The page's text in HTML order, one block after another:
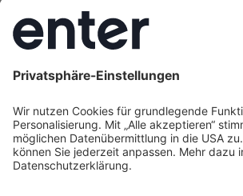
Datenschutz
Barrierefreiheit
Social
Instagram